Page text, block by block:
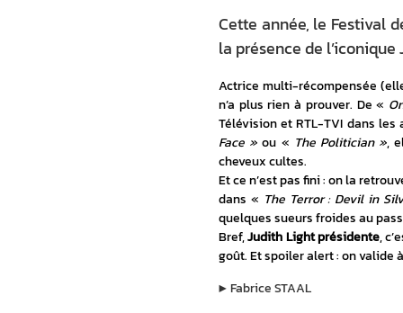
Cette année, le Festival
la présence de
Actrice multi-récompensée
n’a plus rien à prouver. De «
Télévision et RTL-TVI dans les
Face » ou « The Politician »,
cheveux cultes.
Et ce n’est pas fini : on la
dans « The Terror : Devil in
quelques sueurs froides au
Bref, Judith Light présidente,
goût. Et spoiler alert : on valide à
Fabrice STAAL
▶︎